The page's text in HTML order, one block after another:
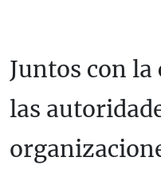
Juntos con
las